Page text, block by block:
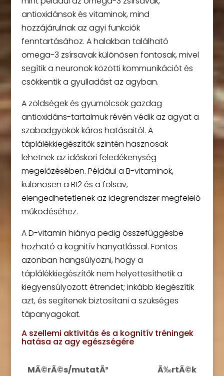
antioxidánsok és vitaminok, mind
hozzájárulnak az agyi funkciók
fenntartásához. A halakban található
omega-3 zsírsavak különösen fontosak, mivel
segítik a neuronok közötti kommunikációt és
csökkentik a gyulladást az agyban.
A zöldségek és gyümölcsök gazdag
antioxidáns-tartalmuk révén védik az agyat a
szabadgyökök káros hatásaitól. A
táplálékkiegészítők szintén hasznosak
lehetnek az időskori feledékenység
megelőzésében. Például a B-vitaminok,
különösen a B12 és a folsav,
elengedhetetlenek az idegrendszer megfelelő
működéséhez.
A D-vitamin hiánya pedig összefüggésbe
hozható a kognitív hanyatlással. Fontos
azonban hangsúlyozni, hogy a
táplálékkiegészítők nem helyettesíthetik a
kiegyensúlyozott étrendet; inkább kiegészítik
azt, és segítenek biztosítani a szükséges
tápanyagokat.
A szellemi aktivitás és a kognitív tréningek
hatása az agy egészségére
MÃ©rÃ©s/mutatÃ³ Ã‰rtÃ©k